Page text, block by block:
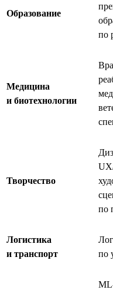
Образование
по
Медицина
и биотехнологии
Творчество
по
Логистика
и транспорт
по